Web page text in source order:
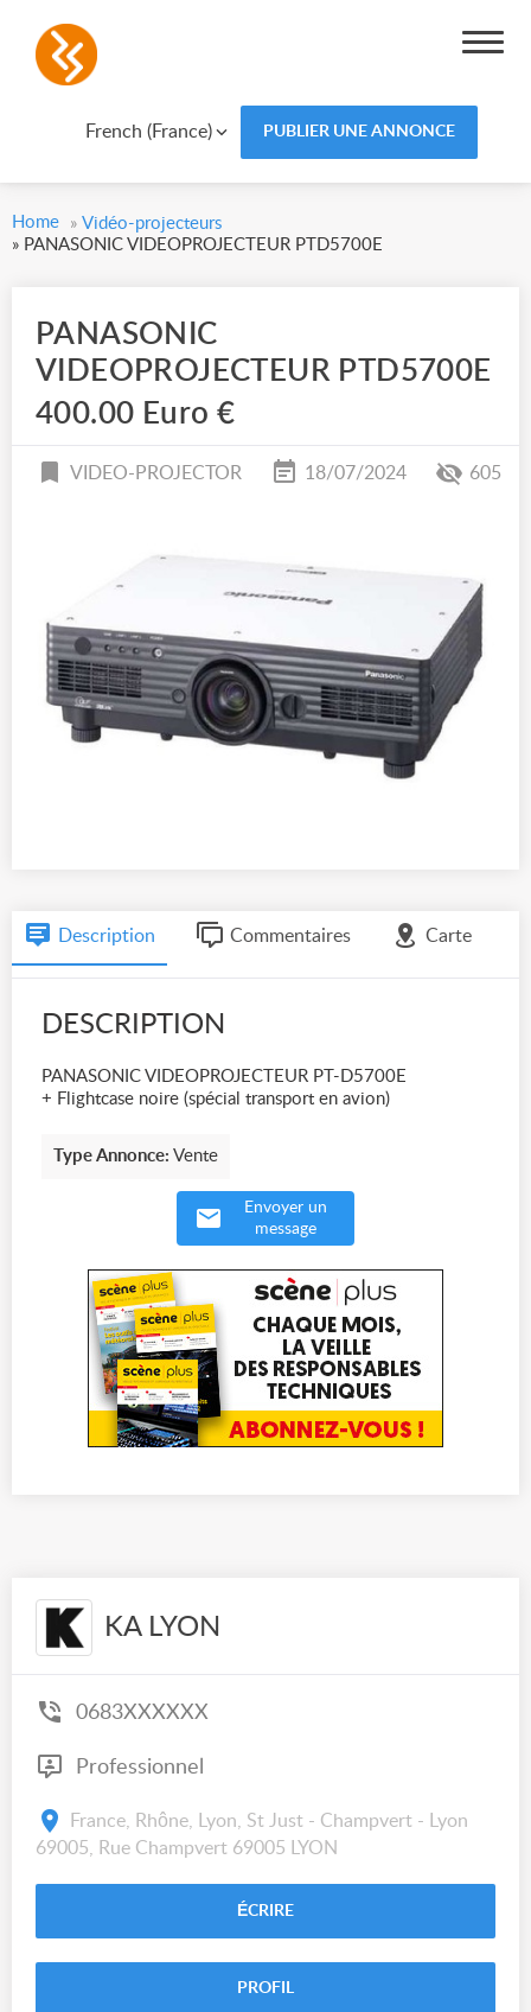
French (France) PUBLIER UNE ANNONCE
Home » Vidéo-projecteurs
» PANASONIC VIDEOPROJECTEUR PTD5700E
PANASONIC
VIDEOPROJECTEUR PTD5700E
400.00 Euro €
VIDEO-PROJECTOR 18/07/2024 605
Description Commentaires Carte
DESCRIPTION
PANASONIC VIDEOPROJECTEUR PT-D5700E
+ Flightcase noire (spécial transport en avion)
Type Annonce: Vente
Envoyer un
message
KA LYON
0683XXXXXX
Professionnel
France, Rhône, Lyon, St Just - Champvert - Lyon
69005, Rue Champvert 69005 LYON
ÉCRIRE
PROFIL